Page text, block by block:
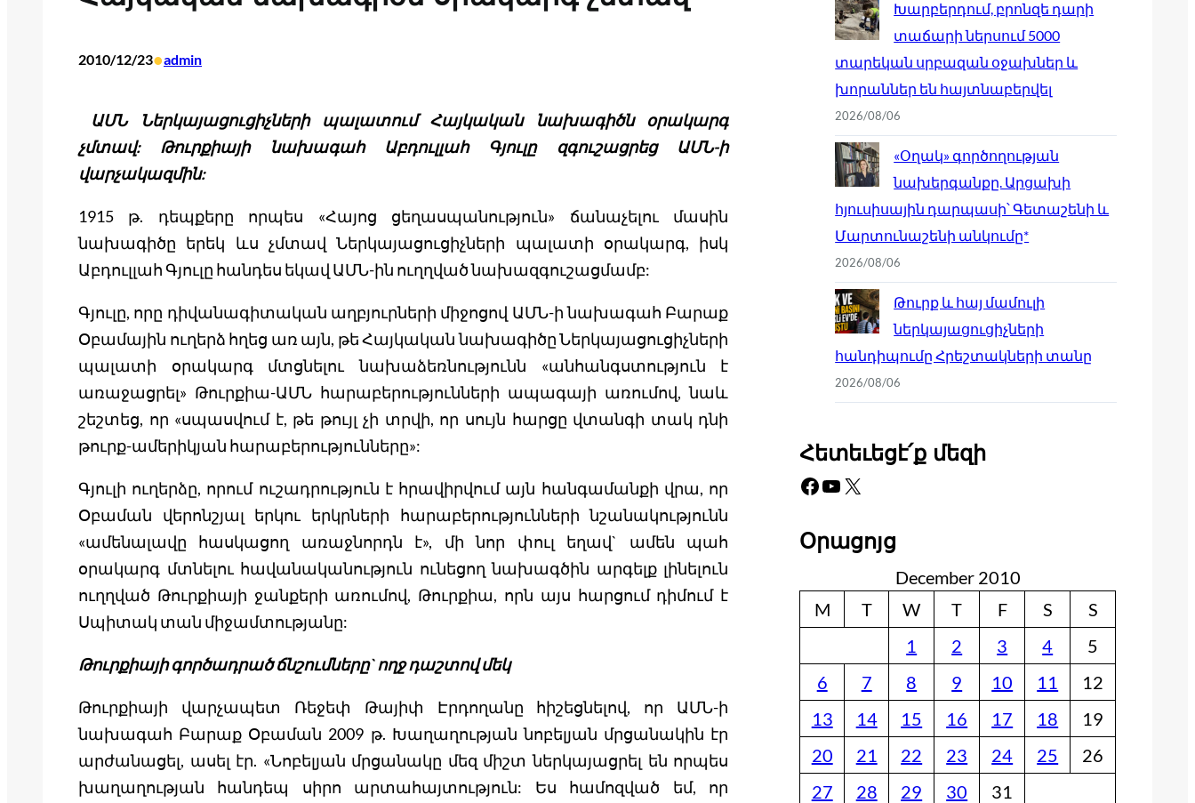
2010/12/23•admin
ԱՄՆ Ներկայացուցիչների պալատում Հայկական նախագիծն օրակարգ
չմտավ: Թուրքիայի նախագահ Աբդուլլահ Գյուլը զգուշացրեց ԱՄՆ-ի
վարչակազմին:
1915 թ. դեպքերը որպես «Հայոց ցեղասպանություն» ճանաչելու մասին
նախագիծը երեկ ևս չմտավ Ներկայացուցիչների պալատի օրակարգ, իսկ
Աբդուլլահ Գյուլը հանդես եկավ ԱՄՆ-ին ուղղված նախազգուշացմամբ:
Գյուլը, որը դիվանագիտական աղբյուրների միջոցով ԱՄՆ-ի նախագահ Բարաք
Օբամային ուղերձ հղեց առ այն, թե Հայկական նախագիծը Ներկայացուցիչների
պալատի օրակարգ մտցնելու նախաձեռնությունն «անհանգստություն է
առաջացրել» Թուրքիա-ԱՄՆ հարաբերությունների ապագայի առումով, նաև
շեշտեց, որ «սպասվում է, թե թույլ չի տրվի, որ սույն հարցը վտանգի տակ դնի
թուրք-ամերիկյան հարաբերությունները»:
Գյուլի ուղերձը, որում ուշադրություն է հրավիրվում այն հանգամանքի վրա, որ
Օբաման վերոնշյալ երկու երկրների հարաբերությունների նշանակությունն
«ամենալավը հասկացող առաջնորդն է», մի նոր փուլ եղավ` ամեն պահ
օրակարգ մտնելու հավանականություն ունեցող նախագծին արգելք լինելուն
ուղղված Թուրքիայի ջանքերի առումով, Թուրքիա, որն այս հարցում դիմում է
Սպիտակ տան միջամտությանը:
Թուրքիայի գործադրած ճնշումները` ողջ դաշտով մեկ
Թուրքիայի վարչապետ Ռեջեփ Թայիփ Էրդողանը հիշեցնելով, որ ԱՄՆ-ի
նախագահ Բարաք Օբաման 2009 թ. Խաղաղության նոբելյան մրցանակին էր
արժանացել, ասել էր. «Նոբելյան մրցանակը մեզ միշտ ներկայացրել են որպես
խաղաղության հանդեպ սիրո արտահայտություն: Ես համոզված եմ, որ
Խարբերդում, բրոնզե դարի
տաճարի ներսում 5000
տարեկան սրբազան օջախներ և
խորաններ են հայտնաբերվել
2026/08/06
«Օղակ» գործողության
նախերգանքը. Արցախի
հյուսիսային դարպասի՝ Գետաշենի և
Մարտունաշենի անկումը*
2026/08/06
Թուրք և հայ մամուլի
ներկայացուցիչների
հանդիպումը Հրեշտակների տանը
2026/08/06
Հետեւեցէ՛ք մեզի
Facebook YouTube X
Օրացոյց
December 2010
M
T W T F S
S
1
2 3 4
5
6
7 8 9 10 11
12
13
14 15 16 17 18
19
20
21 22 23 24 25
26
27
28 29 30
31